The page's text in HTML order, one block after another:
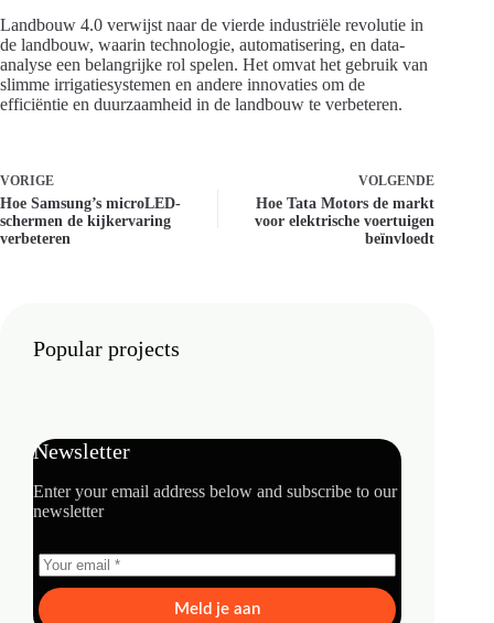
Landbouw 4.0 verwijst naar de vierde industriële revolutie in
de landbouw, waarin technologie, automatisering, en data-
analyse een belangrijke rol spelen. Het omvat het gebruik van
slimme irrigatiesystemen en andere innovaties om de
efficiëntie en duurzaamheid in de landbouw te verbeteren.
VORIGE
Hoe Samsung’s microLED-
schermen de kijkervaring
verbeteren
VOLGENDE
Hoe Tata Motors de markt
voor elektrische voertuigen
beïnvloedt
Popular projects
Newsletter
Enter your email address below and subscribe to our
newsletter
Meld je aan